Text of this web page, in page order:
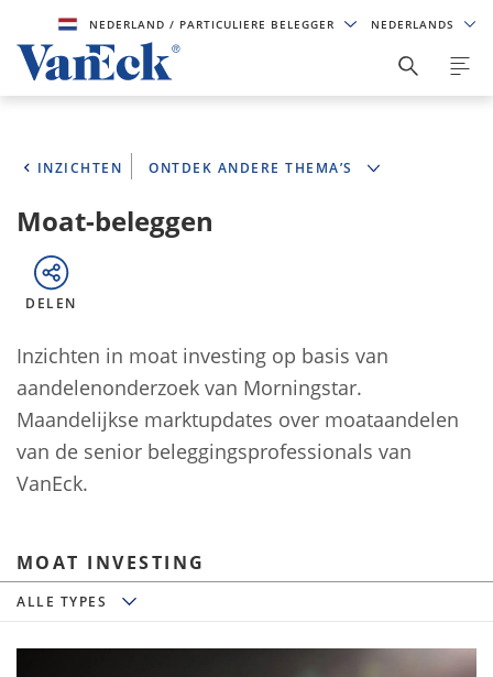
NEDERLAND/ PARTICULIERE BELEGGER NEDERLANDS
INZICHTEN ONTDEK ANDERE THEMA’S
Moat-beleggen
DELEN
Inzichten in moat investing op basis van
aandelenonderzoek van Morningstar.
Maandelijkse marktupdates over moataandelen
van de senior beleggingsprofessionals van
VanEck.
MOAT INVESTING
ALLE TYPES
ALLE TYPES